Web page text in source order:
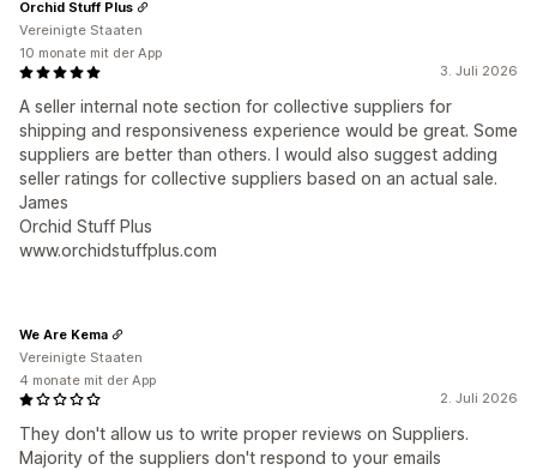
3. Juli 2026
A seller internal note section for collective suppliers for
shipping and responsiveness experience would be great. Some
suppliers are better than others. I would also suggest adding
seller ratings for collective suppliers based on an actual sale.
James
Orchid Stuff Plus
www.orchidstuffplus.com
Orchid Stuff Plus
Vereinigte Staaten
10 monate mit der App
2. Juli 2026
They don't allow us to write proper reviews on Suppliers.
Majority of the suppliers don't respond to your emails
We Are Kema
Vereinigte Staaten
4 monate mit der App